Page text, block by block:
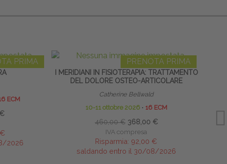
PRIMA
ECM
2026
PRENOTA PRIMA
I MERIDIANI IN FISIOTERAPIA: TRATTAMENTO
DEL DOLORE OSTEO-ARTICOLARE
Catherine Bellwald
10-11 ottobre 2026 ∙ 16 ECM
460,00 € 368,00 €
IVA compresa
Risparmia: 92,00 €
saldando entro il 30/08/2026